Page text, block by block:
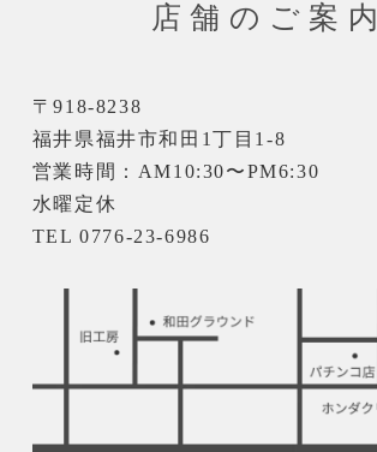
店舗のご案内
〒918-8238
福井県福井市和田1丁目1-8
営業時間：AM10:30〜PM6:30
水曜定休
TEL 0776-23-6986